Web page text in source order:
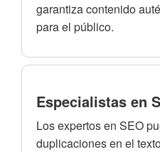
garantiza contenido
para el público.
Especialistas en
Los expertos en SEO
duplicaciones en el